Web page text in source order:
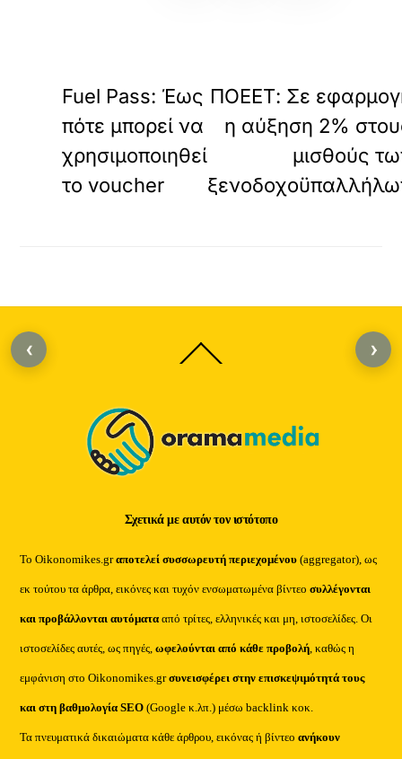
Fuel Pass: Έως
πότε μπορεί να
χρησιμοποιηθεί
το voucher
ΠΟΕΕΤ: Σε
η αύξηση 2%
μισθούς
Back
To
Σχετικά με αυτόν τον ιστότοπο
Το Oikonomikes.grαποτελεί συσσωρευτή περιεχομένου (aggregator), ως
εκ τούτου τα άρθρα, εικόνες και τυχόν ενσωματωμένα βίντεοσυλλέγονται
και προβάλλονται αυτόματααπό τρίτες, ελληνικές και μη, ιστοσελίδες. Οι
ιστοσελίδες αυτές, ως πηγές,ωφελούνται από κάθε προβολή, καθώς η
εμφάνιση στο Oikonomikes.grσυνεισφέρει στην επισκεψιμότητά τους
και στη βαθμολογία SEO (Google κ.λπ.) μέσω backlink κοκ.
Τα πνευματικά δικαιώματα κάθε άρθρου, εικόνας ή βίντεοανήκουν
‹ ›